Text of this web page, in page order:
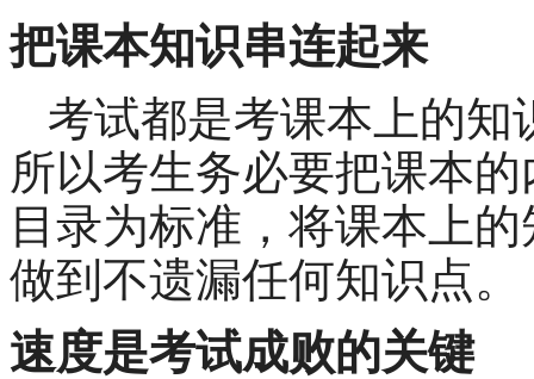
把课本知识串连起来
考试都是考课本上的知
所以考生务必要把课本
目录为标准，将课本上
做到不遗漏任何知识点。
速度是考试成败的关键